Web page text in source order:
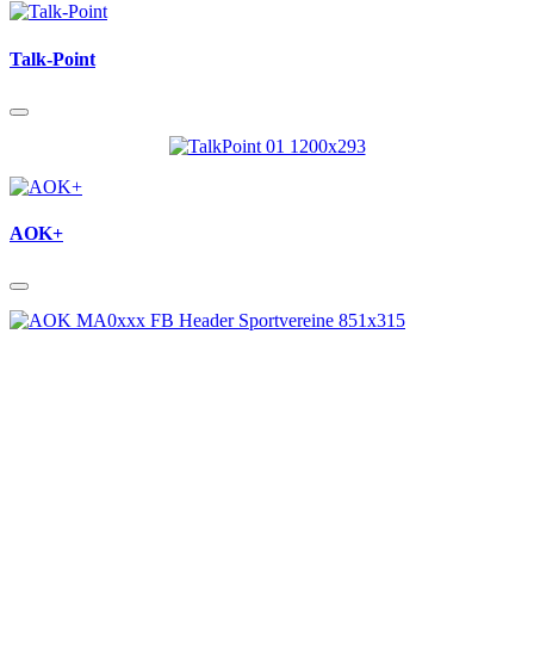
Talk-Point
AOK+